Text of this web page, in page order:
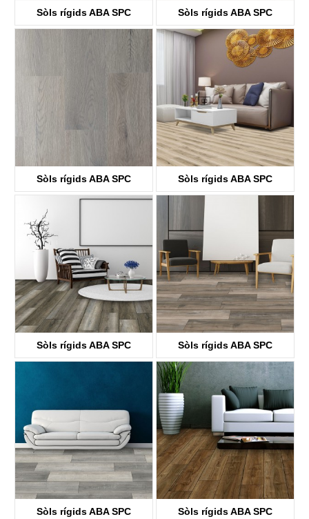
Sòls rígids ABA SPC
KTV8036
Sòls rígids ABA SPC
KTV8029
Sòls rígids ABA SPC
KTV4038
Sòls rígids ABA SPC
KTV8030
Sòls rígids ABA SPC Sòls rígids ABA SPC
KTV8031
Sòls rígids ABA SPC Sòls rígids ABA SPC